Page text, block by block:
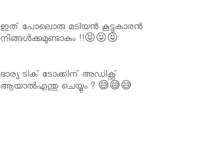
ഇത് പോലൊരു മടിയൻ കൂട്ടുകാരൻ
നിങ്ങൾക്കുമുണ്ടാകും !!😝😝😝
ഭാര്യ ടിക് ടോക്കിന് അഡിക്റ്റ്
ആയാൽഎന്തു ചെയ്യും ? 😅😅😅